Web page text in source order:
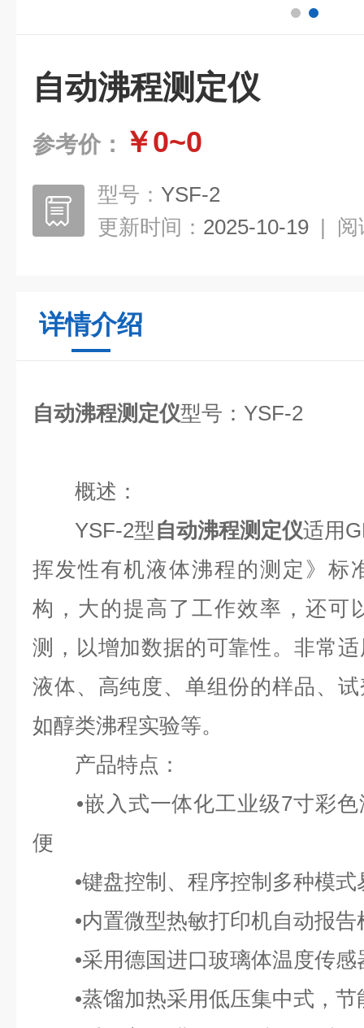
自动沸程测定仪
参考价： ￥0~0
型号： YSF-2
更新时间： 2025-10-19 | 阅
详情介绍
自动沸程测定仪型号：YSF-2
概述：
YSF-2型 自动沸程测定仪适用
挥发性有机液体沸程的测定》标
构，大的提高了工作效率，还可
测，以增加数据的可靠性。非常
液体、高纯度、单组份的样品、
如醇类沸程实验等。
产品特点：
•嵌入式一体化工业级7寸彩色
便
•键盘控制、程序控制多种模式
•内置微型热敏打印机自动报告
•采用德国进口玻璃体温度传感
•蒸馏加热采用低压集中式，节